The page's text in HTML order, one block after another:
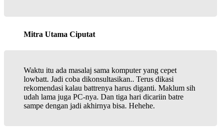
Mitra Utama Ciputat
Waktu itu ada masalaj sama komputer yang cepet
lowbatt. Jadi coba dikonsultasikan.. Terus dikasi
rekomendasi kalau battrenya harus diganti. Maklum sih
udah lama juga PC-nya. Dan tiga hari dicariin batre
sampe dengan jadi akhirnya bisa. Hehehe.